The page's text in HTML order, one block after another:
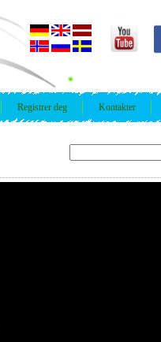
Registrer deg Kontakter